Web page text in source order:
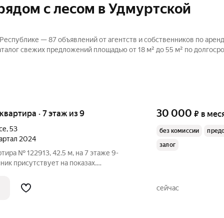
с лесом в Удмуртской
— 87 объявлений от агентств и собственников по
свежих предложений площадью от 18 м² до 55 м² по
· 7 этаж из 9
,53
2024
№ 122913, 42.5 м, на 7 этаже 9-
присутствует на показах.
условиям проживания: можно с
30 000 ₽ в
без комиссии
залог
сейчас